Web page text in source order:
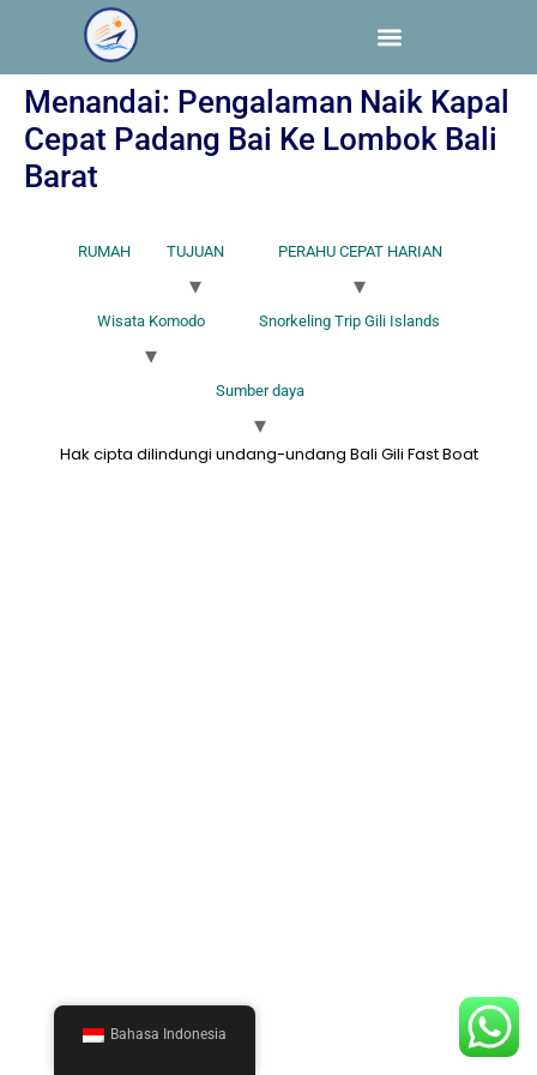
Menandai: Pengalaman Naik Kapal
Cepat Padang Bai Ke Lombok Bali
Barat
RUMAH TUJUAN PERAHU CEPAT HARIAN
Wisata Komodo Snorkeling Trip Gili Islands
Sumber daya
Hak cipta dilindungi undang-undang Bali Gili Fast Boat
Bahasa Indonesia